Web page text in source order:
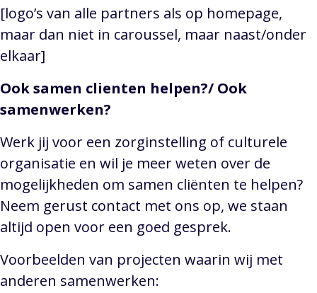
[logo’s van alle partners als op homepage,
maar dan niet in caroussel, maar naast/onder
elkaar]
Ook samen clienten helpen?/ Ook
samenwerken?
Werk jij voor een zorginstelling of culturele
organisatie en wil je meer weten over de
mogelijkheden om samen cliënten te helpen?
Neem gerust contact met ons op, we staan
altijd open voor een goed gesprek.
Voorbeelden van projecten waarin wij met
anderen samenwerken: